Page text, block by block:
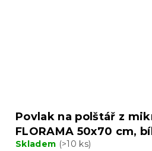
Povlak na polštář z
FLORAMA 50x70 cm,
Skladem (>10 ks)